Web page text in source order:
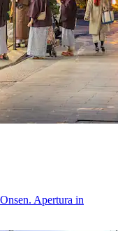
Apertura in